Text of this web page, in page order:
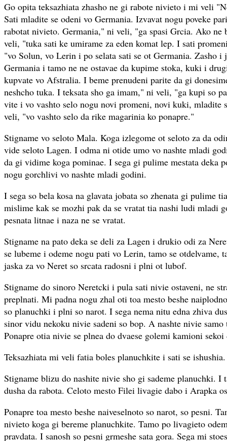
Go opita teksazhiata zhasho ne gi rabote nivieto i mi veli
Sati mladite se odeni vo Germania. Izvavat nogu poveke
rabotat nivieto. Germania," ni veli, "ga spasi Grcia. Ako ne
veli, "tuka sati ke umirame za eden komat lep. I sati
"vo Solun, vo Lerin i po selata sati se ot Germania. Zasho
Germania i tamo ne ne ostavae da kupime stoka, kuki i
kupvate vo Afstralia. I beme prenudeni parite da gi
neshcho tuka. I teksata sho ga imam," ni veli, "ga kupi so
vite i vo vashto selo nogu novi promeni, novi kuki, mladite
veli, "vo vashto selo da rike magarinia ko ponapre."
Stigname vo seloto Mala. Koga izlegome ot seloto za da
vide seloto Lagen. I odma ni otide umo vo nashte mladi
da gi vidime koga pominae. I sega gi pulime mestata deka
nogu gorchlivi vo nashte mladi godini.
I sega so bela kosa na glavata jobata so zhenata gi pulime
mislime kak se mozhi pak da se vratat tia nashi ludi mladi
pesnata litnae i naza ne se vratat.
Stigname na pato deka se deli za Lagen i drukio odi za
se lubeme i odeme nogu pati vo Lerin, tamo se otdelvame,
jaska za vo Neret so srcata radosni i plni ot lubof.
Stigname do sinoro Neretcki i pula sati nivie ostaveni, ne
preplnati. Mi padna nogu zhal oti toa mesto beshe
so planuchki i plni so narot. I sega nema nitu edna zhiva
sinor vidu nekoku nivie sadeni so bop. A nashte nivie
Ponapre otia nivie se plnea do dvaese golemi kamioni
Teksazhiata mi veli fatia boles planuchkite i sati se ishushia.
Stigname blizu do nashite nivie sho gi sademe planuchki. I
dusha da rabota. Celoto mesto Filei livagie dabo i Arapka
Ponapre toa mesto beshe naiveselnoto so narot, so pesni.
nivieto koga gi bereme planuchkite. Tamo po livagieto
pravdata. I sanosh so pesni grmeshe sata gora. Sega mi